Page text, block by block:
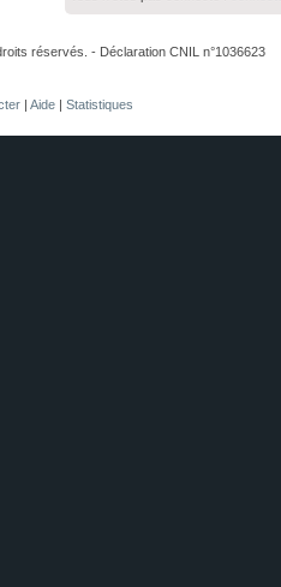
réservés. - Déclaration CNIL n°1036623
| Aide | Statistiques